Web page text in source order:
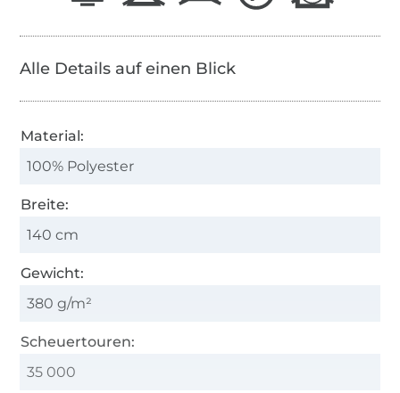
Alle Details auf einen Blick
Material:
100% Polyester
Breite:
140 cm
Gewicht:
380 g/m²
Scheuertouren:
35 000